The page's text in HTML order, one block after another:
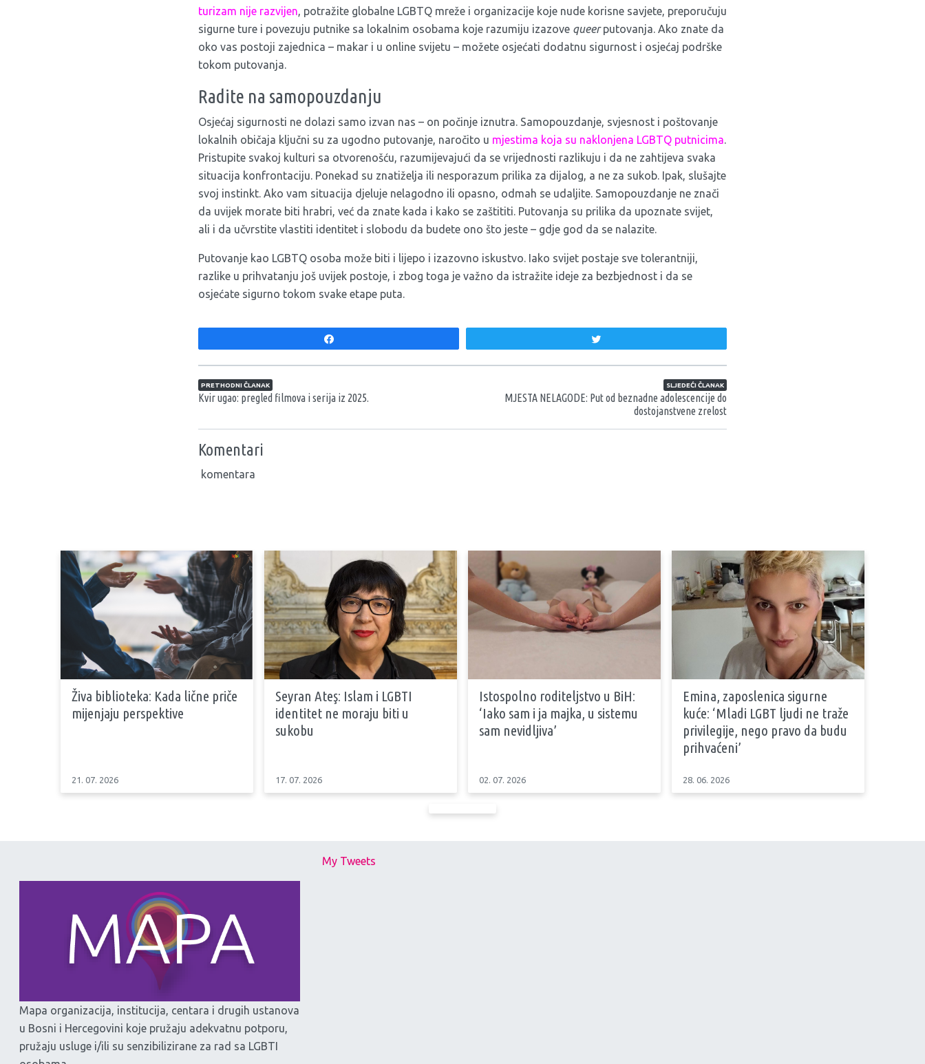
turizam nije razvijen, potražite globalne LGBTQ mreže i organizacije koje nude korisne savjete, preporučuju
sigurne ture i povezuju putnike sa lokalnim osobama koje razumiju izazove queerputovanja. Ako znate da
oko vas postoji zajednica – makar i u online svijetu – možete osjećati dodatnu sigurnost i osjećaj podrške
tokom putovanja.
Radite na samopouzdanju
Osjećaj sigurnosti ne dolazi samo izvan nas – on počinje iznutra. Samopouzdanje, svjesnost i poštovanje
lokalnih običaja ključni su za ugodno putovanje, naročito u mjestima koja su naklonjena LGBTQ putnicima.
Pristupite svakoj kulturi sa otvorenošću, razumijevajući da se vrijednosti razlikuju i da ne zahtijeva svaka
situacija konfrontaciju. Ponekad su znatiželja ili nesporazum prilika za dijalog, a ne za sukob. Ipak, slušajte
svoj instinkt. Ako vam situacija djeluje nelagodno ili opasno, odmah se udaljite. Samopouzdanje ne znači
da uvijek morate biti hrabri, već da znate kada i kako se zaštititi. Putovanja su prilika da upoznate svijet,
ali i da učvrstite vlastiti identitet i slobodu da budete ono što jeste – gdje god da se nalazite.
Putovanje kao LGBTQ osoba može biti i lijepo i izazovno iskustvo. Iako svijet postaje sve tolerantniji,
razlike u prihvatanju još uvijek postoje, i zbog toga je važno da istražite ideje za bezbjednost i da se
osjećate sigurno tokom svake etape puta.
Navigacija članaka
PRETHODNI ČLANAK
Kvir ugao: pregled filmova i serija iz 2025.
SLJEDEĆI ČLANAK
MJESTA NELAGODE: Put od beznadne adolescencije do
dostojanstvene zrelost
Komentari
komentara
Živa biblioteka: Kada lične priče
mijenjaju perspektive
21. 07. 2026
Seyran Ateş: Islam i LGBTI
identitet ne moraju biti u
sukobu
17. 07. 2026
Istospolno roditeljstvo u BiH:
‘Iako sam i ja majka, u sistemu
sam nevidljiva’
02. 07. 2026
Emina, zaposlenica sigurne
kuće: ‘Mladi LGBT ljudi ne traže
privilegije, nego pravo da budu
prihvaćeni’
28. 06. 2026
Mapa organizacija, institucija, centara i drugih ustanova
u Bosni i Hercegovini koje pružaju adekvatnu potporu,
pružaju usluge i/ili su senzibilizirane za rad sa LGBTI
My Tweets